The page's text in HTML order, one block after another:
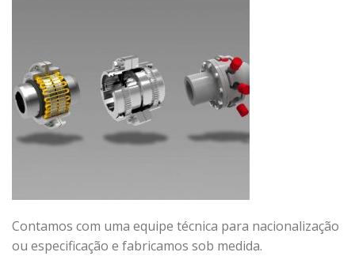
Contamos com uma equipe técnica para nacionalização
ou especificação e fabricamos sob medida.